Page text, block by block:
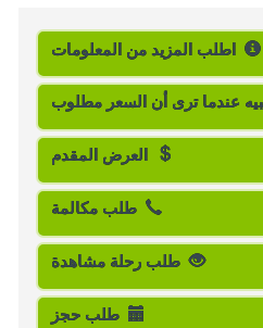
اطلب المزيد من المعلومات
عندما ترى أن السعر مطلوب
العرض المقدم
طلب مكالمة
طلب رحلة مشاهدة
طلب حجز